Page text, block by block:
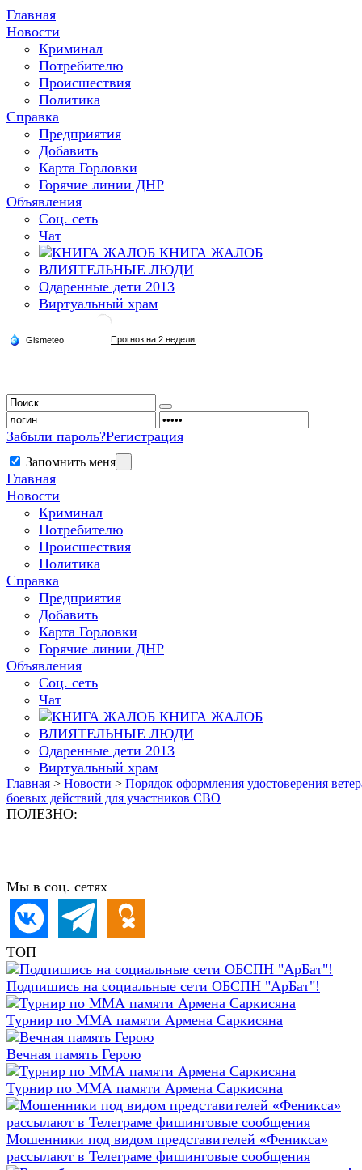
Главная
Новости
Криминал
Потребителю
Происшествия
Политика
Справка
Предприятия
Добавить
Карта Горловки
Горячие линии ДНР
Объявления
Соц. сеть
Чат
КНИГА ЖАЛОБ
ВЛИЯТЕЛЬНЫЕ ЛЮДИ
Одаренные дети 2013
Виртуальный храм
Забыли пароль?Регистрация
Запомнить меня
Главная
Новости
Криминал
Потребителю
Происшествия
Политика
Справка
Предприятия
Добавить
Карта Горловки
Горячие линии ДНР
Объявления
Соц. сеть
Чат
КНИГА ЖАЛОБ
ВЛИЯТЕЛЬНЫЕ ЛЮДИ
Одаренные дети 2013
Виртуальный храм
Главная > Новости > Порядок оформления удостоверения
боевых действий для участников СВО
ПОЛЕЗНО:
Мы в соц. сетях
ТОП
Подпишись на социальные сети ОБСПН "АрБат"!
Турнир по ММА памяти Армена Саркисяна
Вечная память Герою
Турнир по ММА памяти Армена Саркисяна
Мошенники под видом представителей «Феникса»
рассылают в Телеграме фишинговые сообщения